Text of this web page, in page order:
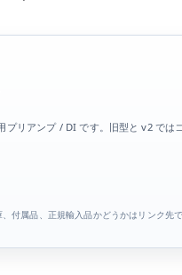
へ
リアンプ / DI です。旧型と v2 では
付属品、正規輸入品かどうかはリンク先で